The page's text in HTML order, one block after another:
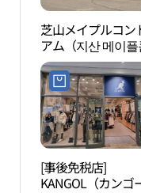
芝山メイプルコン
アム（지산 메이
도）
[事後免税店]
KANGOL（カンゴ